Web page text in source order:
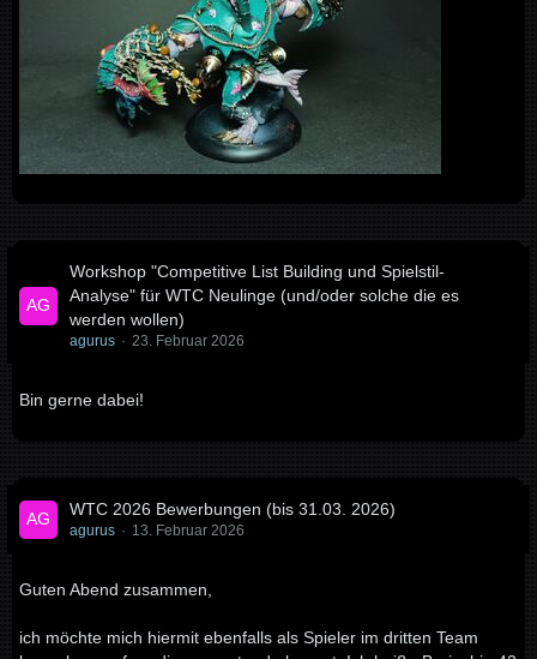
Workshop "Competitive List Building und Spielstil-
Analyse" für WTC Neulinge (und/oder solche die es
werden wollen)
agurus 23. Februar 2026
Bin gerne dabei!
WTC 2026 Bewerbungen (bis 31.03. 2026)
agurus 13. Februar 2026
Guten Abend zusammen,
ich möchte mich hiermit ebenfalls als Spieler im dritten Team